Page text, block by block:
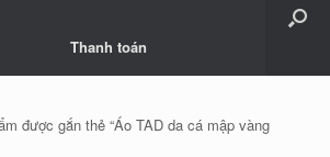
Thanh toán
được gắn thẻ “Áo TAD da cá mập vàng